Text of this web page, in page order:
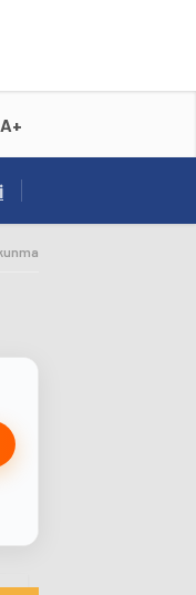
A+
Kılca Yeni Projeleri